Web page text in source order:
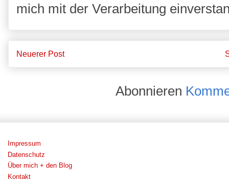
mich mit der Verarbeitung
Neuerer Post
Abonnieren
Impressum
Datenschutz
Über mich + den Blog
Kontakt